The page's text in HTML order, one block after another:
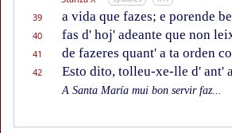
39 a vida que fazes; e porende
40
fas d' hoj' adeante que non
41
de fazeres quant' a ta orden
42
Esto dito, tolleu-xe-lle d' ant'
A Santa María mui bon servir faz...